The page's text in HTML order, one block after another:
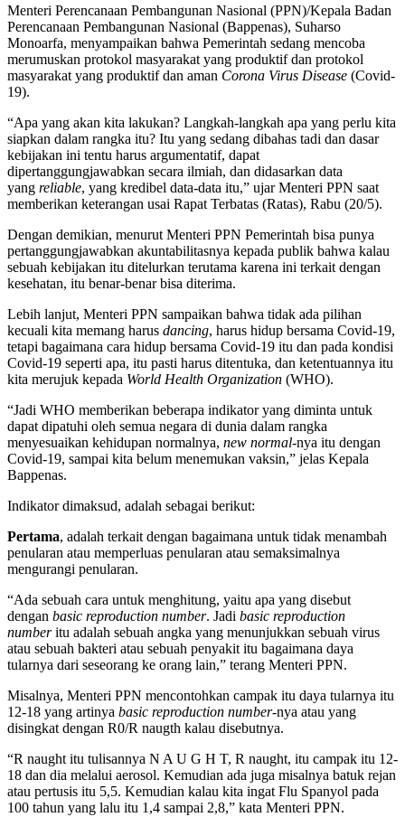
Menteri Perencanaan Pembangunan Nasional (PPN)/Kepala Badan
Perencanaan Pembangunan Nasional (Bappenas), Suharso
Monoarfa, menyampaikan bahwa Pemerintah sedang mencoba
merumuskan protokol masyarakat yang produktif dan protokol
masyarakat yang produktif dan aman Corona Virus Disease (Covid-
19).
“Apa yang akan kita lakukan? Langkah-langkah apa yang perlu kita
siapkan dalam rangka itu? Itu yang sedang dibahas tadi dan dasar
kebijakan ini tentu harus argumentatif, dapat
dipertanggungjawabkan secara ilmiah, dan didasarkan data
yang reliable, yang kredibel data-data itu,” ujar Menteri PPN saat
memberikan keterangan usai Rapat Terbatas (Ratas), Rabu (20/5).
Dengan demikian, menurut Menteri PPN Pemerintah bisa punya
pertanggungjawabkan akuntabilitasnya kepada publik bahwa kalau
sebuah kebijakan itu ditelurkan terutama karena ini terkait dengan
kesehatan, itu benar-benar bisa diterima.
Lebih lanjut, Menteri PPN sampaikan bahwa tidak ada pilihan
kecuali kita memang harus dancing, harus hidup bersama Covid-19,
tetapi bagaimana cara hidup bersama Covid-19 itu dan pada kondisi
Covid-19 seperti apa, itu pasti harus ditentuka, dan ketentuannya itu
kita merujuk kepada World Health Organization (WHO).
“Jadi WHO memberikan beberapa indikator yang diminta untuk
dapat dipatuhi oleh semua negara di dunia dalam rangka
menyesuaikan kehidupan normalnya, new normal-nya itu dengan
Covid-19, sampai kita belum menemukan vaksin,” jelas Kepala
Bappenas.
Indikator dimaksud, adalah sebagai berikut:
Pertama, adalah terkait dengan bagaimana untuk tidak menambah
penularan atau memperluas penularan atau semaksimalnya
mengurangi penularan.
“Ada sebuah cara untuk menghitung, yaitu apa yang disebut
dengan basic reproduction number. Jadi basic reproduction
numberitu adalah sebuah angka yang menunjukkan sebuah virus
atau sebuah bakteri atau sebuah penyakit itu bagaimana daya
tularnya dari seseorang ke orang lain,” terang Menteri PPN.
Misalnya, Menteri PPN mencontohkan campak itu daya tularnya itu
12-18 yang artinya basic reproduction number-nya atau yang
disingkat dengan R0/R naugth kalau disebutnya.
“R naught itu tulisannya N A U G H T, R naught, itu campak itu 12-
18 dan dia melalui aerosol. Kemudian ada juga misalnya batuk rejan
atau pertusis itu 5,5. Kemudian kalau kita ingat Flu Spanyol pada
100 tahun yang lalu itu 1,4 sampai 2,8,” kata Menteri PPN.